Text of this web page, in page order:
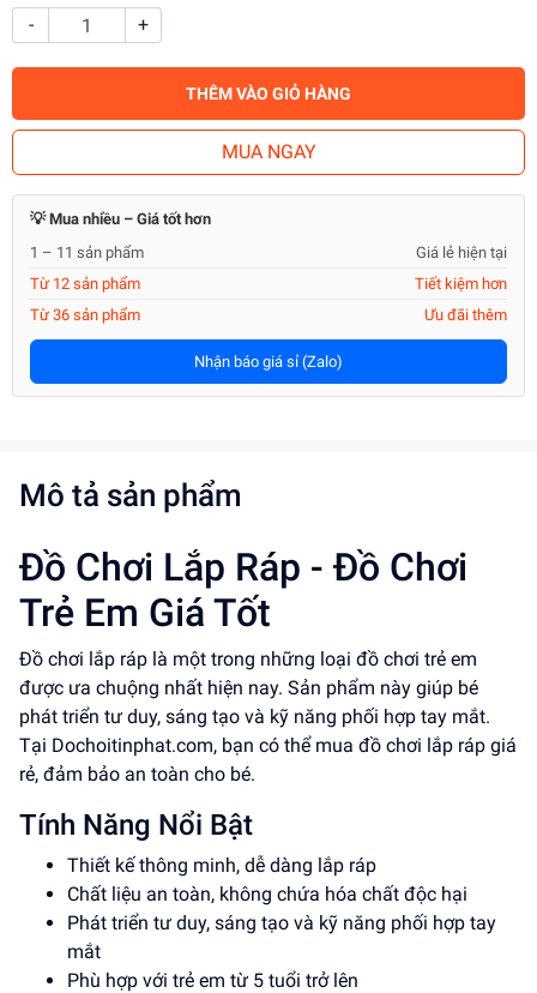
- +
THÊM VÀO GIỎ HÀNG
MUA NGAY
💡 Mua nhiều – Giá tốt hơn
1 – 11 sản phẩm
Giá lẻ hiện tại
Từ 12 sản phẩm
Tiết kiệm hơn
Từ 36 sản phẩm
Ưu đãi thêm
Nhận báo giá sỉ (Zalo)
Mô tả sản phẩm
Đồ Chơi Lắp Ráp - Đồ Chơi
Trẻ Em Giá Tốt
Đồ chơi lắp ráp là một trong những loại đồ chơi trẻ em
được ưa chuộng nhất hiện nay. Sản phẩm này giúp bé
phát triển tư duy, sáng tạo và kỹ năng phối hợp tay mắt.
Tại Dochoitinphat.com, bạn có thể mua đồ chơi lắp ráp giá
rẻ, đảm bảo an toàn cho bé.
Tính Năng Nổi Bật
Thiết kế thông minh, dễ dàng lắp ráp
Chất liệu an toàn, không chứa hóa chất độc hại
Phát triển tư duy, sáng tạo và kỹ năng phối hợp tay
mắt
Phù hợp với trẻ em từ 5 tuổi trở lên